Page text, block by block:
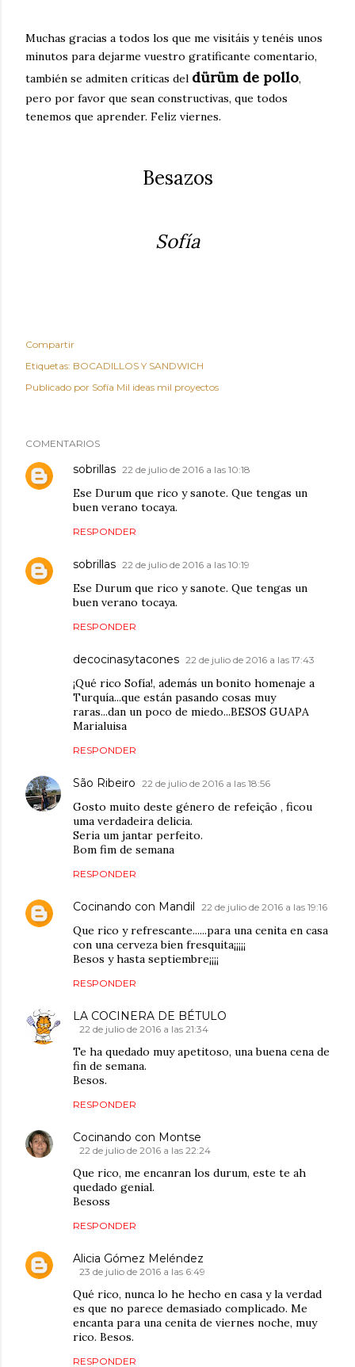
Muchas gracias a todos los que me visitáis y tenéis unos
minutos para dejarme vuestro gratificante comentario,
también se admiten críticas del dürüm de pollo,
pero por favor que sean constructivas, que todos
tenemos que aprender. Feliz viernes.
Besazos
Sofía
Compartir
Etiquetas: BOCADILLOS Y SANDWICH
Publicado por Sofía Mil ideas mil proyectos
COMENTARIOS
sobrillas 22 de julio de 2016 a las 10:18
Ese Durum que rico y sanote. Que tengas un
buen verano tocaya.
RESPONDER
sobrillas 22 de julio de 2016 a las 10:19
Ese Durum que rico y sanote. Que tengas un
buen verano tocaya.
RESPONDER
decocinasytacones 22 de julio de 2016 a las 17:43
¡Qué rico Sofía!, además un bonito homenaje a
Turquía...que están pasando cosas muy
raras...dan un poco de miedo...BESOS GUAPA
Marialuisa
RESPONDER
São Ribeiro 22 de julio de 2016 a las 18:56
Gosto muito deste género de refeição , ficou
uma verdadeira delicia.
Seria um jantar perfeito.
Bom fim de semana
RESPONDER
Cocinando con Mandil 22 de julio de 2016 a las 19:16
Que rico y refrescante......para una cenita en casa
con una cerveza bien fresquita¡¡¡¡¡
Besos y hasta septiembre¡¡¡¡
RESPONDER
LA COCINERA DE BÉTULO
22 de julio de 2016 a las 21:34
Te ha quedado muy apetitoso, una buena cena de
fin de semana.
Besos.
RESPONDER
Cocinando con Montse
22 de julio de 2016 a las 22:24
Que rico, me encanran los durum, este te ah
quedado genial.
Besoss
RESPONDER
Alicia Gómez Meléndez
23 de julio de 2016 a las 6:49
Qué rico, nunca lo he hecho en casa y la verdad
es que no parece demasiado complicado. Me
encanta para una cenita de viernes noche, muy
rico. Besos.
RESPONDER